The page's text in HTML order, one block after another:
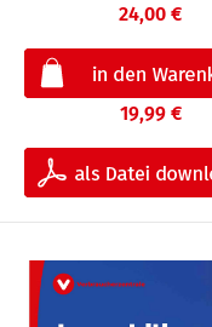
24,00 €
19,99 €